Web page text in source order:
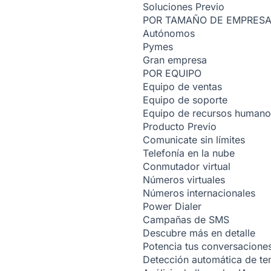
Soluciones Previo
POR TAMAÑO DE EMPRESA
Autónomos
Pymes
Gran empresa
POR EQUIPO
Equipo de ventas
Equipo de soporte
Equipo de recursos
Producto Previo
Comunicate sin límites
Telefonía en la nube
Conmutador virtual
Números virtuales
Números internacionales
Power Dialer
Campañas de SMS
Descubre más en detalle
Potencia tus
Detección automática de